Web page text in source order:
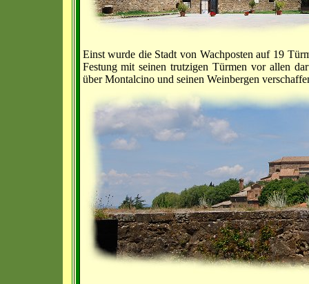
Einst wurde die Stadt von Wachposten auf 19
Festung mit seinen trutzigen Türmen vor allen
über Montalcino und seinen Weinbergen